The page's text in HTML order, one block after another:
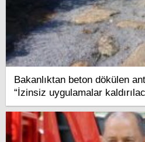
Bakanlıktan beton dökülen
“İzinsiz uygulamalar